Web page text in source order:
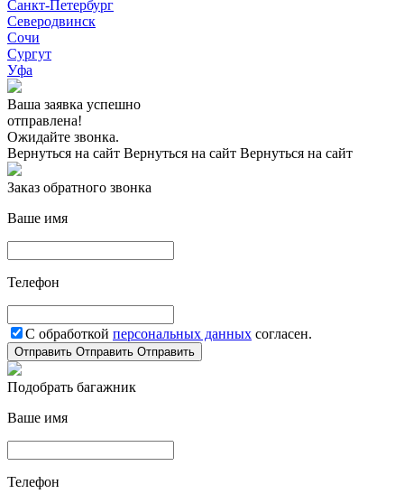
Санкт-Петербург
Северодвинск
Сочи
Сургут
Уфа
Ваша заявка успешно
отправлена!
Ожидайте звонка.
Вернуться на сайт Вернуться на сайт Вернуться на сайт
Заказ обратного звонка
Ваше имя
Телефон
С обработкой персональных данных согласен.
Отправить Отправить Отправить
Подобрать багажник
Ваше имя
Телефон